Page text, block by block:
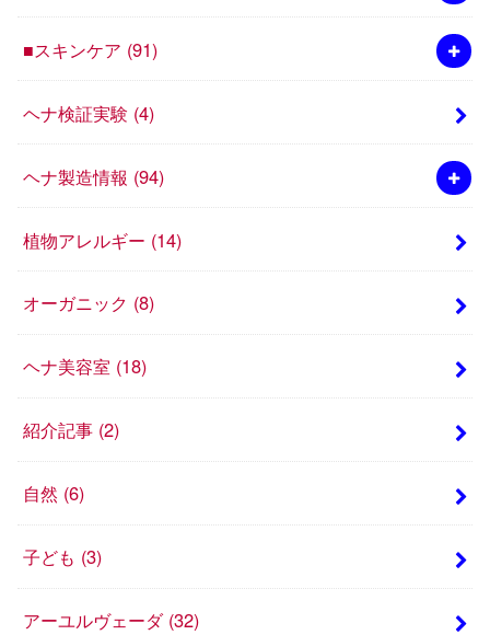
■スキンケア (91)
ヘナ検証実験 (4)
ヘナ製造情報 (94)
植物アレルギー (14)
オーガニック (8)
ヘナ美容室 (18)
紹介記事 (2)
自然 (6)
子ども (3)
アーユルヴェーダ (32)